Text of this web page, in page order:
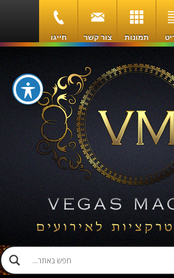
תמונות צור קשר חייגו